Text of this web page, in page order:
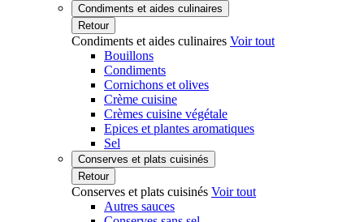
Condiments et aides culinaires
Retour
Condiments et aides culinaires Voir tout
Bouillons
Condiments
Cornichons et olives
Crème cuisine
Crèmes cuisine végétale
Epices et plantes aromatiques
Sel
Conserves et plats cuisinés
Retour
Conserves et plats cuisinés Voir tout
Autres sauces